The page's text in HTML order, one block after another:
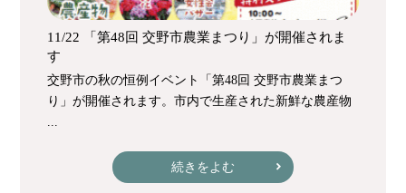
11/22 「第48回 交野市農業まつり」が開催されま
す
交野市の秋の恒例イベント「第48回 交野市農業まつ
り」が開催されます。市内で生産された新鮮な農産物
...
続きをよむ